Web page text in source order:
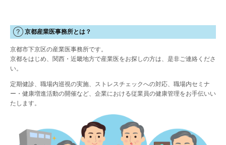
京都産業医事務所とは？
京都市下京区の産業医事務所です。
京都をはじめ、関西・近畿地方で産業医をお探しの方は、是非ご連絡くださ
い。
定期健診、職場内巡視の実施、ストレスチェックへの対応、職場内セミナ
ー・健康増進活動の開催など、企業における従業員の健康管理をお手伝いい
たします。